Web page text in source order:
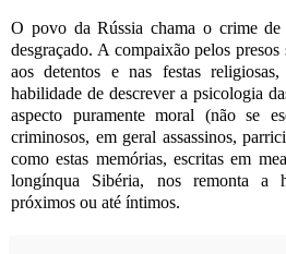
O povo da Rússia chama o crime
desgraçado. A compaixão pelos presos
aos detentos e nas festas
habilidade de descrever a psicologia
aspecto puramente moral (não se
criminosos, em geral assassinos,
como estas memórias, escritas em
longínqua Sibéria, nos remonta a
próximos ou até íntimos.